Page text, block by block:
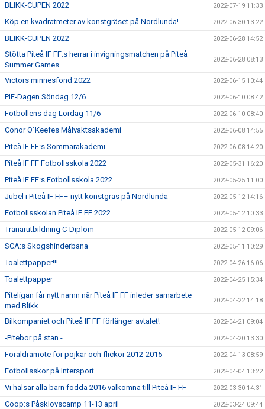
BLIKK-CUPEN 2022 2022-07-19 11:33
Köp en kvadratmeter av konstgräset på Nordlunda! 2022-06-30 13:22
BLIKK-CUPEN 2022 2022-06-28 14:52
Stötta Piteå IF FF:s herrar i invigningsmatchen på Piteå
Summer Games
2022-06-28 08:13
Victors minnesfond 2022 2022-06-15 10:44
PIF-Dagen Söndag 12/6 2022-06-10 08:42
Fotbollens dag Lördag 11/6 2022-06-10 08:40
Conor O´Keefes Målvaktsakademi 2022-06-08 14:55
Piteå IF FF:s Sommarakademi 2022-06-08 14:20
Piteå IF FF Fotbollsskola 2022 2022-05-31 16:20
Piteå IF FF:s Fotbollsskola 2022 2022-05-25 11:00
Jubel i Piteå IF FF– nytt konstgräs på Nordlunda 2022-05-12 14:16
Fotbollsskolan Piteå IF FF 2022 2022-05-12 10:33
Tränarutbildning C-Diplom 2022-05-12 09:06
SCA:s Skogshinderbana 2022-05-11 10:29
Toalettpapper!!! 2022-04-26 16:06
Toalettpapper 2022-04-25 15:34
Piteligan får nytt namn när Piteå IF FF inleder samarbete
med Blikk
2022-04-22 14:18
Bilkompaniet och Piteå IF FF förlänger avtalet! 2022-04-21 09:04
-Pitebor på stan - 2022-04-20 13:30
Föräldramöte för pojkar och flickor 2012-2015 2022-04-13 08:59
Fotbollsskor på Intersport 2022-04-04 13:22
Vi hälsar alla barn födda 2016 välkomna till Piteå IF FF 2022-03-30 14:31
Coop:s Påsklovscamp 11-13 april 2022-03-24 09:44